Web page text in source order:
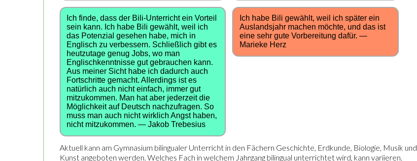
Ich finde, dass der Bili-Unterricht ein Vorteil
sein kann. Ich habe Bili gewählt, weil ich
das Potenzial gesehen habe, mich in
Englisch zu verbessern. Schließlich gibt es
heutzutage genug Jobs, wo man
Englischkenntnisse gut gebrauchen kann.
Aus meiner Sicht habe ich dadurch auch
Fortschritte gemacht. Allerdings ist es
natürlich auch nicht einfach, immer gut
mitzukommen. Man hat aber jederzeit die
Möglichkeit auf Deutsch nachzufragen. So
muss man auch nicht wirklich Angst haben,
nicht mitzukommen. — Jakob Trebesius
Ich habe Bili gewählt, weil ich später ein
Auslandsjahr machen möchte, und das ist
eine sehr gute Vorbereitung dafür. —
Marieke Herz
Aktuell kann am Gymnasium bilingualer Unterricht in den Fächern Geschichte, Erdkunde, Biologie, Musik und
Kunst angeboten werden. Welches Fach in welchem Jahrgang bilingual unterrichtet wird, kann variieren.